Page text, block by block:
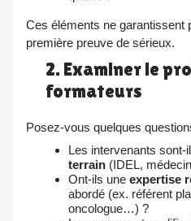
Ces éléments ne garantissent pas tout, mais sont une
première preuve de sérieux.
2. Examiner le profil des
formateurs
Posez‑vous quelques
Les intervenants
terrain (IDEL,
Ont‑ils une expertise
abordé (ex. référent
oncologue…) ?